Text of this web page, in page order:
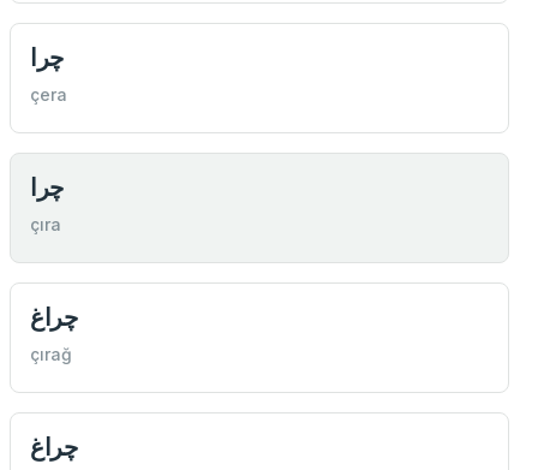
چرا
çera
چرا
çıra
چراغ
çırağ
چراغ